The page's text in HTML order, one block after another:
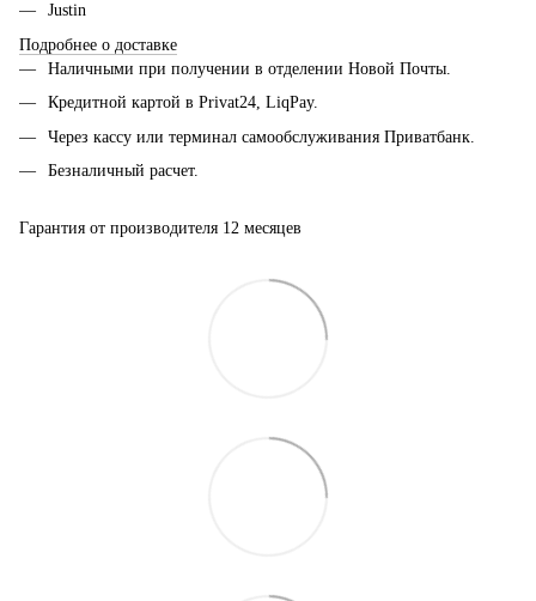
Justin
Подробнее о доставке
Наличными при получении в отделении Новой Почты.
Кредитной картой в Privat24, LiqPay.
Через кассу или терминал самообслуживания Приватбанк.
Безналичный расчет.
Гарантия от производителя 12 месяцев